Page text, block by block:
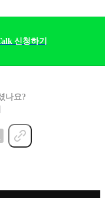
신청하기
나요?